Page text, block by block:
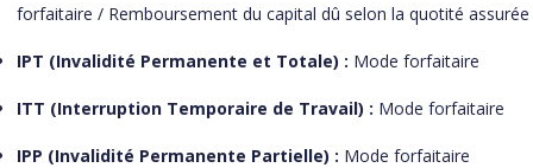
forfaitaire / Remboursement du capital dû selon la quotité assurée
IPT (Invalidité Permanente et Totale) : Mode forfaitaire
ITT (Interruption Temporaire de Travail) : Mode forfaitaire
IPP (Invalidité Permanente Partielle) : Mode forfaitaire